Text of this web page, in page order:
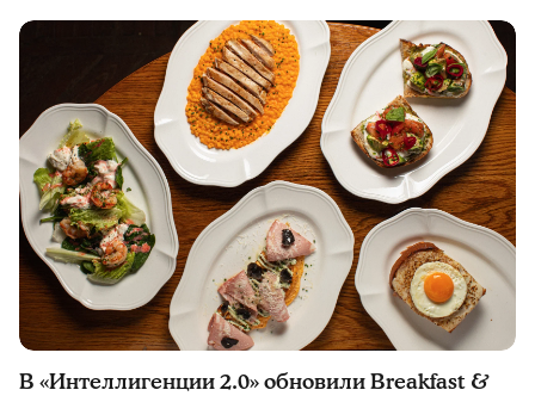
В «Интеллигенции 2.0» обновили Breakfast &